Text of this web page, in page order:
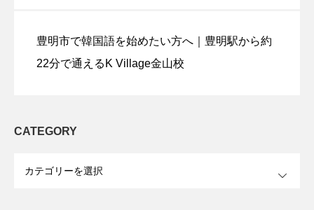
豊明市で韓国語を始めたい方へ｜豊明駅から約
22分で通えるK Village金山校
CATEGORY